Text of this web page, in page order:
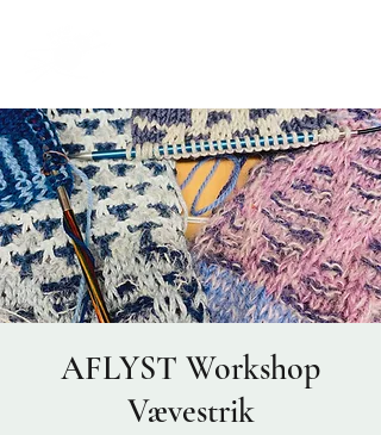
AFLYST Workshop
Vævestrik